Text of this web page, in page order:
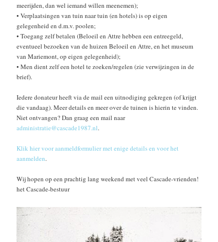
meerijden, dan wel iemand willen meenemen);
• Verplaatsingen van tuin naar tuin (en hotels) is op eigen
gelegenheid en d.m.v. poolen;
• Toegang zelf betalen (Beloeil en Attre hebben een entreegeld,
eventueel bezoeken van de huizen Beloeil en Attre, en het museum
van Mariemont, op eigen gelegenheid);
• Men dient zelf een hotel te zoeken/regelen (zie verwijzingen in de
brief).
Iedere donateur heeft via de mail een uitnodiging gekregen (of krijgt
die vandaag). Meer details en meer over de tuinen is hierin te vinden.
Niet ontvangen? Dan graag een mail naar
administratie@cascade1987.nl.
Klik hier voor aanmeldformulier met enige details en voor het
aanmelden.
Wij hopen op een prachtig lang weekend met veel Cascade-vrienden!
het Cascade-bestuur